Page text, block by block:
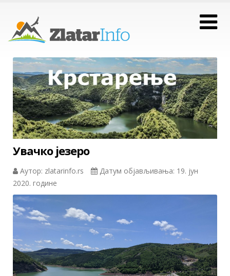
Увачко језеро
Аутор: zlatarinfo.rs
Датум објављивања: 19. јун
2020. године